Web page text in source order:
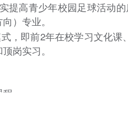
提高青少年校园足球活动
）专业。
，即前2年在校学习文化课
岗实习。
程